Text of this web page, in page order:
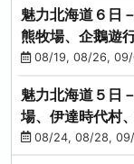
魅力北海道６日
熊牧場、企鵝遊
蟹吃到飽
08/19, 08/26,
魅力北海道５日
場、伊達時代村
人氣NO1小丑漢
08/24, 08/28,